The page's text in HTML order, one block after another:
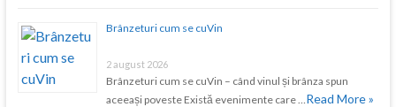
Brânzeturi cum se cuVin
2 august 2026
Brânzeturi cum se cuVin – când vinul și brânza spun
aceeași poveste Există evenimente care … Read More »